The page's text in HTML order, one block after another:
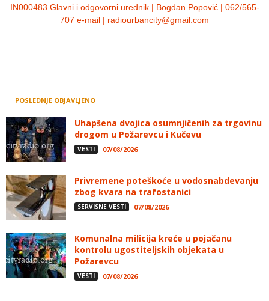
IN000483 Glavni i odgovorni urednik | Bogdan Popović | 062/565-
707 e-mail | radiourbancity@gmail.com
POSLEDNJE OBJAVLJENO
Uhapšena dvojica osumnjičenih za trgovinu
drogom u Požarevcu i Kučevu
VESTI 07/08/2026
Privremene poteškoće u vodosnabdevanju
zbog kvara na trafostanici
SERVISNE VESTI 07/08/2026
Komunalna milicija kreće u pojačanu
kontrolu ugostiteljskih objekata u
Požarevcu
VESTI 07/08/2026